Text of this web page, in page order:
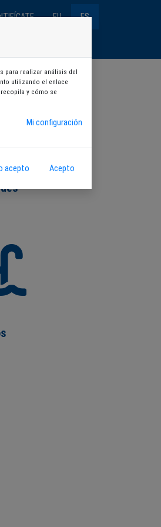
EU ES
para realizar análisis del
utilizando el enlace
y cómo se
Mi configuración
acepto Acepto